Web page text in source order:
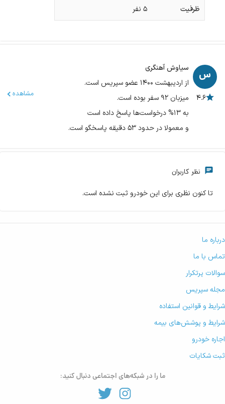
ظرفیت
۵ نفر
۴.۶
سیاوش آهنگری
از اردیبهشت ۱۴۰۰ عضو سپریس است.
میزبان ۹۲ سفر بوده است.
به ۱۳% درخواست‌ها پاسخ داده است
و معمولا در حدود ۵۳ دقیقه پاسخگو است.
مشاهده
نظر کاربران
تا کنون نظری برای این خودرو ثبت نشده است.
درباره ما
تماس با ما
سوالات پرتکرار
مجله سپریس
شرایط و قوانین استفاده
شرایط و پوشش‌های بیمه
اجاره خودرو
ثبت شکایات
ما را در شبکه‌های اجتماعی دنبال کنید: